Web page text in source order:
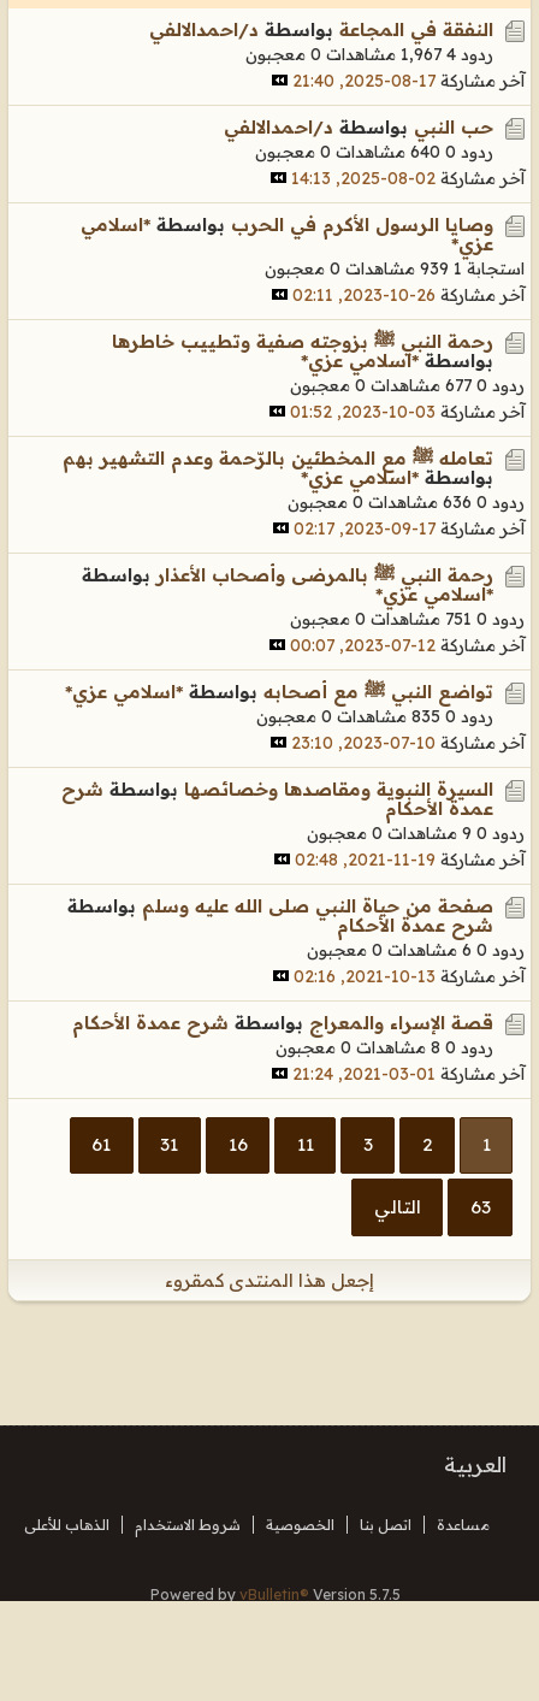
النفقة في المجاعة بواسطة د/احمدالالفي
ردود 4 1,967 مشاهدات
0 معجبون
آخر مشاركة 17-08-2025, 21:40
حب النبي بواسطة د/احمدالالفي
ردود 0 640 مشاهدات
0 معجبون
آخر مشاركة 02-08-2025, 14:13
وصايا الرسول الأكرم في الحرب بواسطة *اسلامي
عزي*
استجابة 1 939 مشاهدات
0 معجبون
آخر مشاركة 26-10-2023, 02:11
رحمة النبي ﷺ بزوجته صفية وتطييب خاطرها
بواسطة*اسلامي عزي*
ردود 0 677 مشاهدات
0 معجبون
آخر مشاركة 03-10-2023, 01:52
تعامله ﷺ مع المخطئين بالرّحمة وعدم التشهير بهم
بواسطة *اسلامي عزي*
ردود 0 636 مشاهدات
0 معجبون
آخر مشاركة 17-09-2023, 02:17
رحمة النبي ﷺ بالمرضى وأصحاب الأعذار بواسطة
*اسلامي عزي*
ردود 0 751 مشاهدات
0 معجبون
آخر مشاركة 12-07-2023, 00:07
تواضع النبي ﷺ مع أصحابه بواسطة *اسلامي عزي*
ردود 0 835 مشاهدات
0 معجبون
آخر مشاركة 10-07-2023, 23:10
السيرة النبوية ومقاصدها وخصائصها بواسطة شرح
عمدة الأحكام
ردود 0 9 مشاهدات
0 معجبون
آخر مشاركة 19-11-2021, 02:48
صفحة من حياة النبي صلى الله عليه وسلم بواسطة
شرح عمدة الأحكام
ردود 0 6 مشاهدات
0 معجبون
آخر مشاركة 13-10-2021, 02:16
قصة الإسراء والمعراج بواسطة شرح عمدة الأحكام
ردود 0 8 مشاهدات
0 معجبون
آخر مشاركة 01-03-2021, 21:24
1
2
3
11
16
31
61
63 التالي
إجعل هذا المنتدى كمقروء
العربية
مساعدة اتصل بنا الخصوصية شروط الاستخدام الذهاب للأعلى
Powered by vBulletin® Version 5.7.5